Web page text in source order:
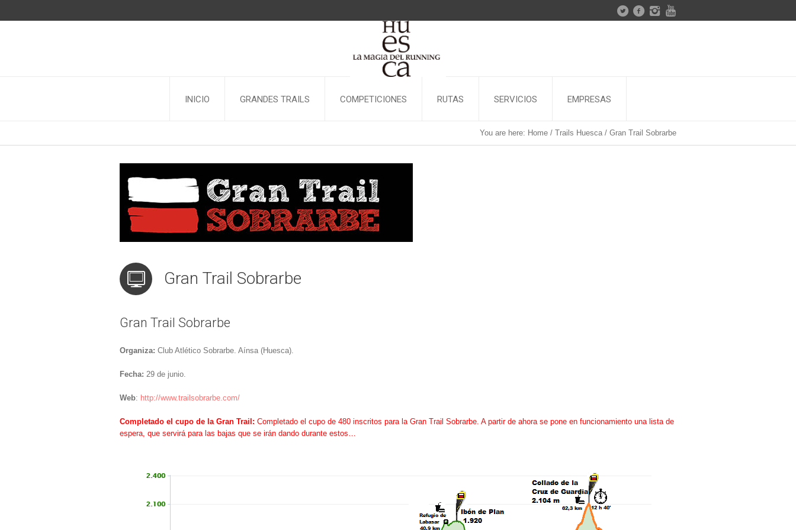
INICIO GRANDES TRAILS COMPETICIONES RUTAS SERVICIOS EMPRESAS
You are here: Home / Trails Huesca / Gran Trail Sobrarbe
Gran Trail Sobrarbe
Gran Trail Sobrarbe
Organiza: Club Atlético Sobrarbe. Aínsa (Huesca).
Fecha: 29 de junio.
Web: http://www.trailsobrarbe.com/
Completado el cupo de la Gran Trail: Completado el cupo de 480 inscritos para la Gran Trail Sobrarbe. A partir de ahora se pone en funcionamiento una lista de
espera, que servirá para las bajas que se irán dando durante estos…